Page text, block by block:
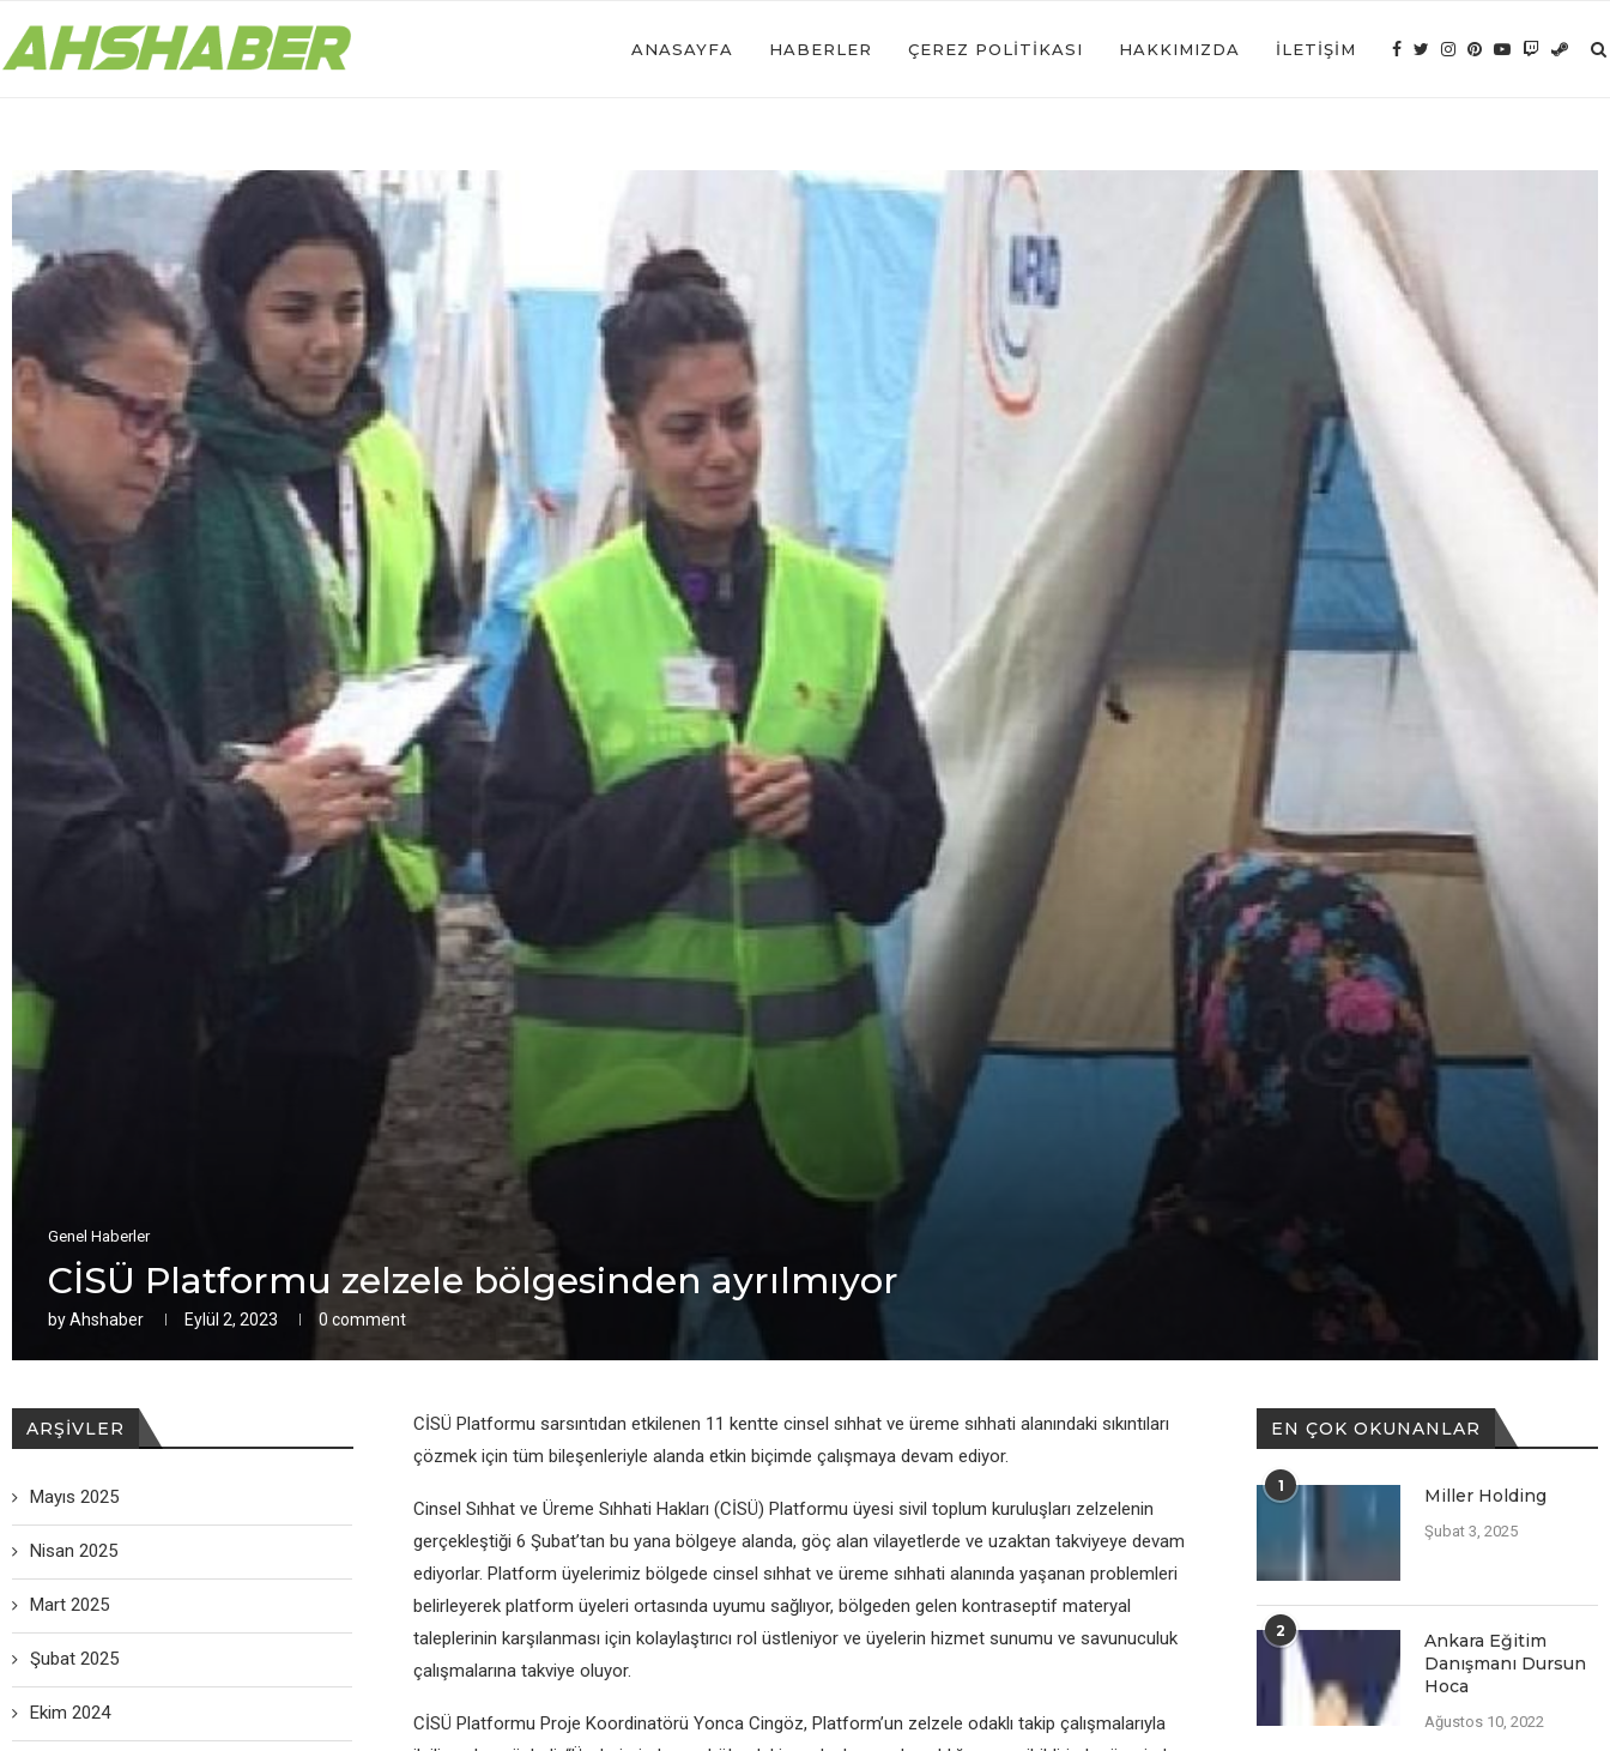
ANASAYFA HABERLER ÇEREZ POLITIKASI HAKKIMIZDA İLETIŞIM
Genel Haberler
CİSÜ Platformu zelzele bölgesinden ayrılmıyor
byAhshaber Eylül 2, 2023 0 comment
CİSÜ Platformu sarsıntıdan etkilenen 11 kentte cinsel sıhhat ve üreme sıhhati alanındaki sıkıntıları
çözmek için tüm bileşenleriyle alanda etkin biçimde çalışmaya devam ediyor.
Cinsel Sıhhat ve Üreme Sıhhati Hakları (CİSÜ) Platformu üyesi sivil toplum kuruluşları zelzelenin
gerçekleştiği 6 Şubat’tan bu yana bölgeye alanda, göç alan vilayetlerde ve uzaktan takviyeye devam
ediyorlar. Platform üyelerimiz bölgede cinsel sıhhat ve üreme sıhhati alanında yaşanan problemleri
belirleyerek platform üyeleri ortasında uyumu sağlıyor, bölgeden gelen kontraseptif materyal
taleplerinin karşılanması için kolaylaştırıcı rol üstleniyor ve üyelerin hizmet sunumu ve savunuculuk
çalışmalarına takviye oluyor.
CİSÜ Platformu Proje Koordinatörü Yonca Cingöz, Platform’un zelzele odaklı takip çalışmalarıyla
EN ÇOK OKUNANLAR
1 Miller Holding
Şubat 3, 2025
2
Ankara Eğitim
Danışmanı Dursun
Hoca
Ağustos 10, 2022
ARŞIVLER
Mayıs 2025
Nisan 2025
Mart 2025
Şubat 2025
Ekim 2024